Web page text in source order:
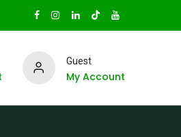
Guest
My Account